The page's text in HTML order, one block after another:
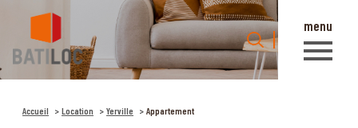
menu
Accueil
0
Accueil Location Yerville Appartement